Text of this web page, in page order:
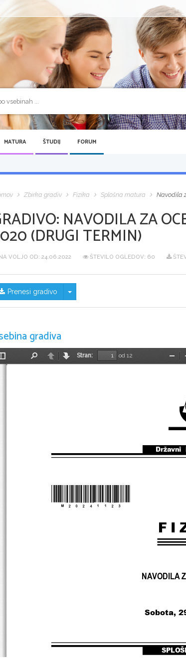
MATURA ŠTUDIJ FORUM
Zbirka gradiv Fizika Splošna matura Navodila
NAVODILA ZA
(DRUGI TERMIN)
VOLJO OD: 24.06.2022 ŠTEVILO OGLEDOV: 60
Prenesi gradivo Skrij/prikaži meni
gradiva
Preklopi
NazajNaprej
Stran:
od 12
Sobota,
Državni
NAVODILA